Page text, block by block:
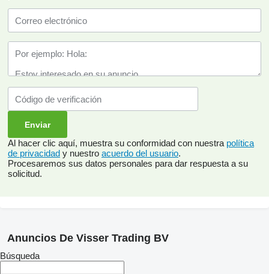
Al hacer clic aquí, muestra su conformidad con nuestra política
de privacidad y nuestro acuerdo del usuario.
Procesaremos sus datos personales para dar respuesta a su
solicitud.
Anuncios De Visser Trading BV
Búsqueda